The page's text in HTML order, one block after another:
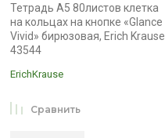
Тетрадь А5 80листов клетка
на кольцах на кнопке «Glance
Vivid» бирюзовая, Erich Krause
43544
ErichKrause
Сравнить